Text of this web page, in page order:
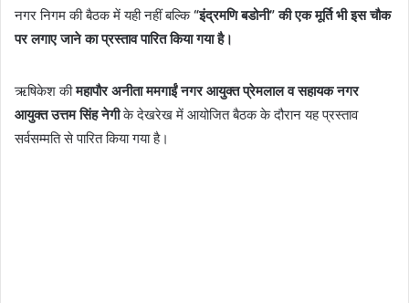
नगर निगम की बैठक में यही नहीं बल्कि“इंद्रमणि बडोनी” की एक मूर्ति भी इस चौक
पर लगाए जाने का प्रस्ताव पारित किया गया है।
ऋषिकेश कीमहापौर अनीता ममगाईं नगर आयुक्त प्रेमलाल व सहायक नगर
आयुक्त उत्तम सिंह नेगीके देखरेख में आयोजित बैठक के दौरान यह प्रस्ताव
सर्वसम्मति से पारित किया गया है।